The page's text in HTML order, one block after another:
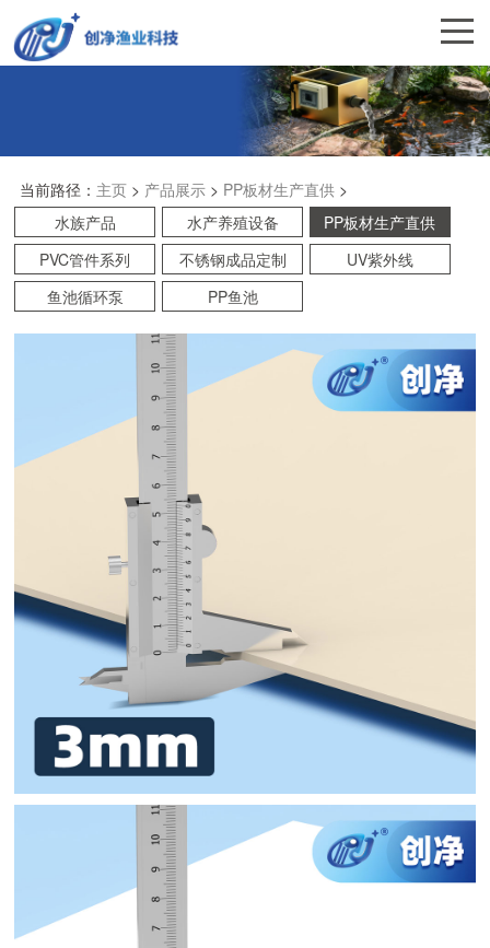
当前路径： 主页> 产品展示> PP板材生产直供>
水族产品
水产养殖设备
PP板材生产直供
PVC管件系列
不锈钢成品定制
UV紫外线
鱼池循环泵
PP鱼池